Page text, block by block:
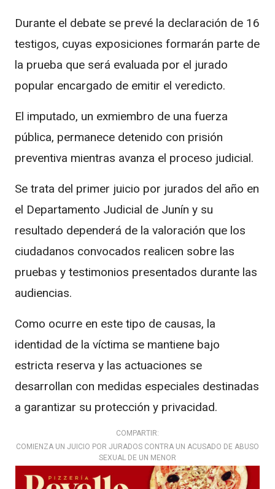
Durante el debate se prevé la declaración de 16
testigos, cuyas exposiciones formarán parte de
la prueba que será evaluada por el jurado
popular encargado de emitir el veredicto.
El imputado, un exmiembro de una fuerza
pública, permanece detenido con prisión
preventiva mientras avanza el proceso judicial.
Se trata del primer juicio por jurados del año en
el Departamento Judicial de Junín y su
resultado dependerá de la valoración que los
ciudadanos convocados realicen sobre las
pruebas y testimonios presentados durante las
audiencias.
Como ocurre en este tipo de causas, la
identidad de la víctima se mantiene bajo
estricta reserva y las actuaciones se
desarrollan con medidas especiales destinadas
a garantizar su protección y privacidad.
COMPARTIR:
COMIENZA UN JUICIO POR JURADOS CONTRA UN ACUSADO DE ABUSO
SEXUAL DE UN MENOR